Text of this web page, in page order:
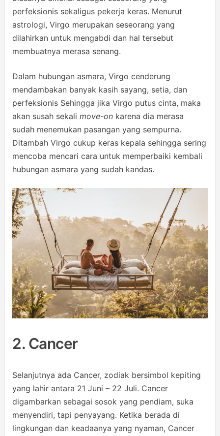
perfeksionis sekaligus pekerja keras. Menurut
astrologi, Virgo merupakan seseorang yang
dilahirkan untuk mengabdi dan hal tersebut
membuatnya merasa senang.
Dalam hubungan asmara, Virgo cenderung
mendambakan banyak kasih sayang, setia, dan
perfeksionis Sehingga jika Virgo putus cinta, maka
akan susah sekali move-on karena dia merasa
sudah menemukan pasangan yang sempurna.
Ditambah Virgo cukup keras kepala sehingga sering
mencoba mencari cara untuk memperbaiki kembali
hubungan asmara yang sudah kandas.
2. Cancer
Selanjutnya ada Cancer, zodiak bersimbol kepiting
yang lahir antara 21 Juni – 22 Juli. Cancer
digambarkan sebagai sosok yang pendiam, suka
menyendiri, tapi penyayang. Ketika berada di
lingkungan dan keadaanya yang nyaman, Cancer